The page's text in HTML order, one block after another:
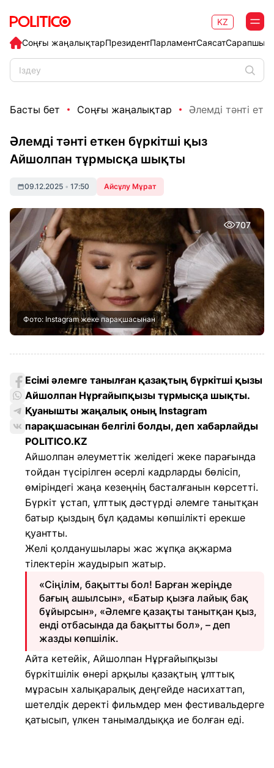
Соңғы жаңалықтарПрезидентПарламентСаясат
KZ
Басты бет Соңғы жаңалықтар Әлемді тәнті
Әлемді тәнті еткен бүркітші қыз
Айшолпан тұрмысқа шықты
09.12.2025 • 17:50 Айсұлу Мұрат
707
Фото: Instagram жеке парақшасынан
Есімі әлемге танылған қазақтың бүркітші қызы
Айшолпан Нұрғайыпқызы тұрмысқа шықты.
Қуанышты жаңалық оның Instagram
парақшасынан белгілі болды, деп хабарлайды
POLITICO.KZ
Айшолпан әлеуметтік желідегі жеке парағында
тойдан түсірілген әсерлі кадрларды бөлісіп,
өміріндегі жаңа кезеңнің басталғанын көрсетті.
Бүркіт ұстап, ұлттық дәстүрді әлемге танытқан
батыр қыздың бұл қадамы көпшілікті ерекше
қуантты.
Желі қолданушылары жас жұпқа ақжарма
тілектерін жаудырып жатыр.
«Сіңілім, бақытты бол! Барған жеріңде
бағың ашылсын», «Батыр қызға лайық бақ
бұйырсын», «Әлемге қазақты танытқан қыз,
енді отбасында да бақытты бол», – деп
жазды көпшілік.
Айта кетейік, Айшолпан Нұрғайыпқызы
бүркітшілік өнері арқылы қазақтың ұлттық
мұрасын халықаралық деңгейде насихаттап,
шетелдік деректі фильмдер мен фестивальдерге
қатысып, үлкен танымалдыққа ие болған еді.